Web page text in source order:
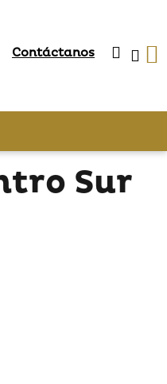
Contáctanos
Sur